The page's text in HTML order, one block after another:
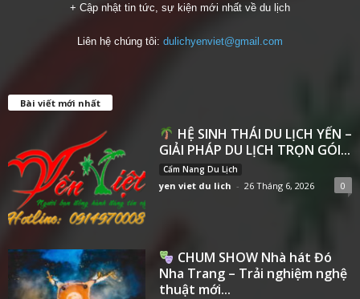
+ Cập nhật tin tức, sự kiện mới nhất về du lịch
Liên hệ chúng tôi: dulichyenviet@gmail.com
Bài viết mới nhất
HỆ SINH THÁI DU LỊCH YẾN –
GIẢI PHÁP DU LỊCH TRỌN GÓI...
Cẩm Nang Du Lịch
yen viet du lich - 26 Tháng 6, 2026 0
CHUM SHOW Nhà hát Đó
Nha Trang – Trải nghiệm nghệ
thuật mới...